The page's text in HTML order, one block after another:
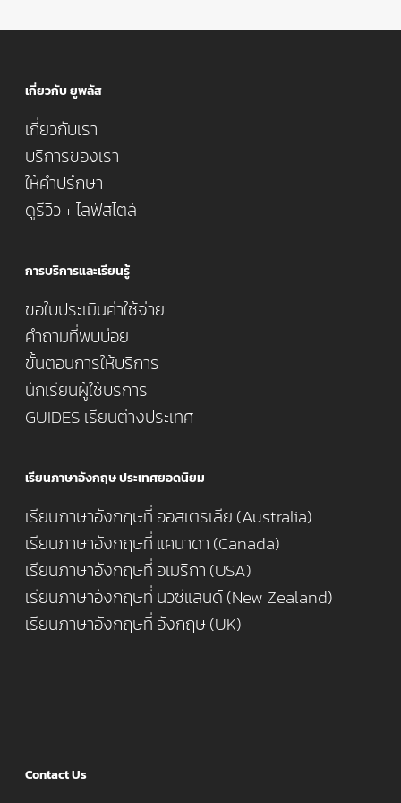
เกี่ยวกับ ยูพลัส
เกี่ยวกับเรา
บริการของเรา
ให้คำปรึกษา
ดูรีวิว + ไลฟ์สไตล์
การบริการและเรียนรู้
ขอใบประเมินค่าใช้จ่าย
คำถามที่พบบ่อย
ขั้นตอนการให้บริการ
นักเรียนผู้ใช้บริการ
GUIDES เรียนต่างประเทศ
เรียนภาษาอังกฤษ ประเทศยอดนิยม
เรียนภาษาอังกฤษที่ ออสเตรเลีย (Australia)
เรียนภาษาอังกฤษที่ แคนาดา (Canada)
เรียนภาษาอังกฤษที่ อเมริกา (USA)
เรียนภาษาอังกฤษที่ นิวซีแลนด์ (New Zealand)
เรียนภาษาอังกฤษที่ อังกฤษ (UK)
Contact Us